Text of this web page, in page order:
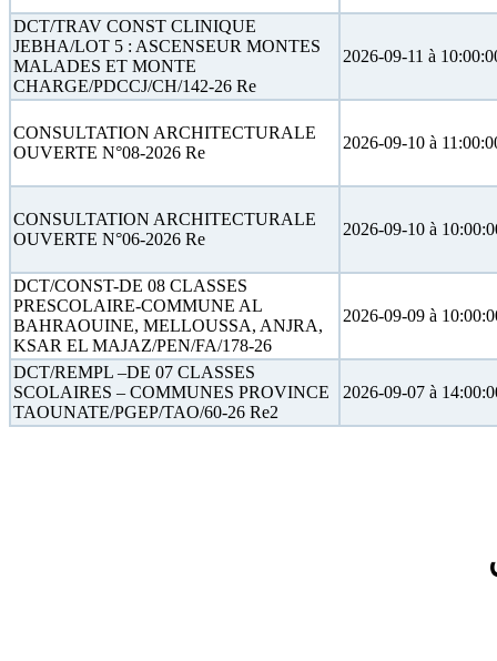
DCT/TRAV CONST CLINIQUE
JEBHA/LOT 5 : ASCENSEUR MONTES
MALADES ET MONTE
CHARGE/PDCCJ/CH/142-26 Re
2026-09-11 à
CONSULTATION ARCHITECTURALE
OUVERTE N°08-2026 Re
2026-09-10 à
CONSULTATION ARCHITECTURALE
OUVERTE N°06-2026 Re
2026-09-10 à
DCT/CONST-DE 08 CLASSES
PRESCOLAIRE-COMMUNE AL
BAHRAOUINE, MELLOUSSA, ANJRA,
KSAR EL MAJAZ/PEN/FA/178-26
2026-09-09 à
DCT/REMPL –DE 07 CLASSES
SCOLAIRES – COMMUNES PROVINCE
TAOUNATE/PGEP/TAO/60-26 Re2
2026-09-07 à